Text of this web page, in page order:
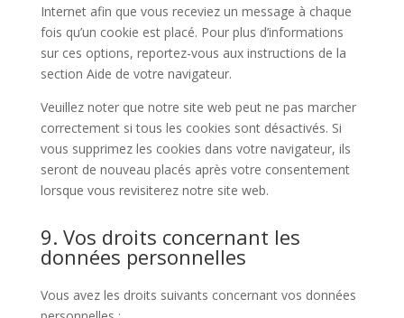
Internet afin que vous receviez un message à chaque
fois qu’un cookie est placé. Pour plus d’informations
sur ces options, reportez-vous aux instructions de la
section Aide de votre navigateur.
Veuillez noter que notre site web peut ne pas marcher
correctement si tous les cookies sont désactivés. Si
vous supprimez les cookies dans votre navigateur, ils
seront de nouveau placés après votre consentement
lorsque vous revisiterez notre site web.
9. Vos droits concernant les
données personnelles
Vous avez les droits suivants concernant vos données